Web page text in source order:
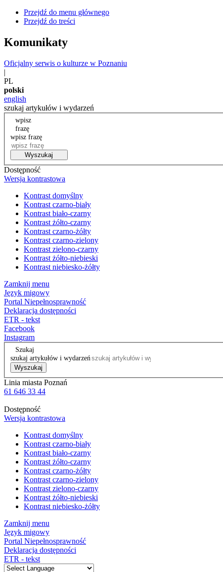
Przejdź do menu głównego
Przejdź do treści
Komunikaty
Oficjalny serwis o kulturze w Poznaniu
|
PL
polski
english
szukaj artykułów i wydarzeń
wpisz
frazę
wpisz frazę
Wyszukaj
Dostępność
Wersja kontrastowa
Kontrast domyślny
Kontrast czarno-biały
Kontrast biało-czarny
Kontrast żółto-czarny
Kontrast czarno-żółty
Kontrast czarno-zielony
Kontrast zielono-czarny
Kontrast żółto-niebieski
Kontrast niebiesko-żółty
Zamknij menu
Język migowy
Portal Niepełnosprawność
Deklaracja dostępności
ETR - tekst
Facebook
Instagram
Szukaj
szukaj artykułów i wydarzeń
Wyszukaj
Linia miasta Poznań
61 646 33 44
Dostępność
Wersja kontrastowa
Kontrast domyślny
Kontrast czarno-biały
Kontrast biało-czarny
Kontrast żółto-czarny
Kontrast czarno-żółty
Kontrast czarno-zielony
Kontrast zielono-czarny
Kontrast żółto-niebieski
Kontrast niebiesko-żółty
Zamknij menu
Język migowy
Portal Niepełnosprawność
Deklaracja dostępności
ETR - tekst